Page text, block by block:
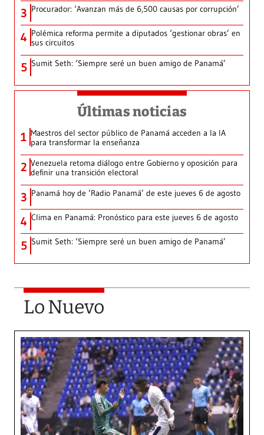
3 Procurador: ‘Avanzan más de 6,500 causas por corrupción’
4 Polémica reforma permite a diputados ‘gestionar obras’ en
sus circuitos
5 Sumit Seth: ‘Siempre seré un buen amigo de Panamá’
Últimas noticias
1 Maestros del sector público de Panamá acceden a la IA
para transformar la enseñanza
2 Venezuela retoma diálogo entre Gobierno y oposición para
definir una transición electoral
3 Panamá hoy de ‘Radio Panamá’ de este jueves 6 de agosto
4 Clima en Panamá: Pronóstico para este jueves 6 de agosto
5 Sumit Seth: ‘Siempre seré un buen amigo de Panamá’
Lo Nuevo